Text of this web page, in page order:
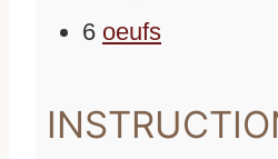
6 oeufs